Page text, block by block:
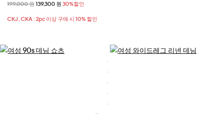
할인 전 가격
199,000 원 할인된 가격
139,300 원 30%할인
CKJ , CKA : 2pc 이상 구매 시 10% 할인